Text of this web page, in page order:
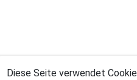
Diese Seite verwendet